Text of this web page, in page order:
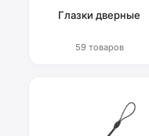
Глазки дверные
59 товаров